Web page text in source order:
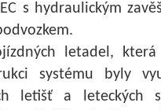
s hydraulickým
letadel,
systému byly
letišť a leteckých